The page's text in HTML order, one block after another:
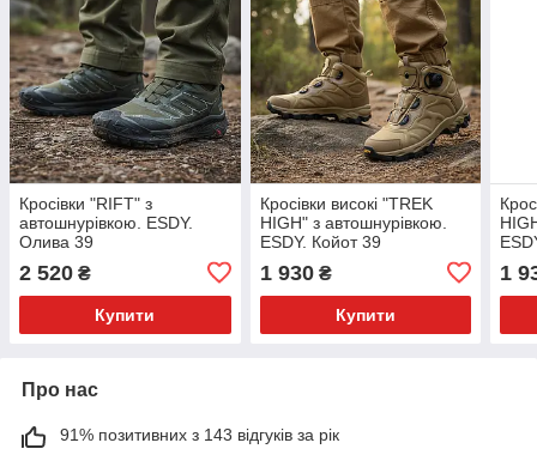
Кросівки "RIFT" з
автошнурівкою. ESDY.
Олива 39
2 520 ₴
Купити
Кросівки високі "TREK
HIGH" з автошнурівкою.
ESDY. Койот 39
1 930₴
Купити
1
Про нас
91% позитивних з 143 відгуків за рік